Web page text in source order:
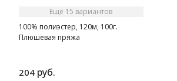
Ещё 15 вариантов
100% полиэстер, 120м, 100г.
Плюшевая пряжа
204 руб.